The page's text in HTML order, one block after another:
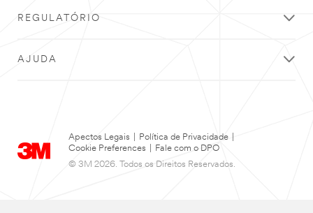
REGULATÓRIO
AJUDA
Apectos Legais Política de Privacidade
Cookie Preferences
Fale com o DPO
© 3M 2026. Todos os Direitos Reservados.